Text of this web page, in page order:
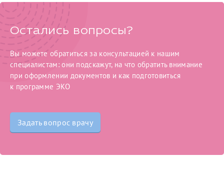
Остались вопросы?
Вы можете обратиться за консультацией к нашим
специалистам: они подскажут, на что обратить внимание
при оформлении документов и как подготовиться
к программе ЭКО
Задать вопрос врачу